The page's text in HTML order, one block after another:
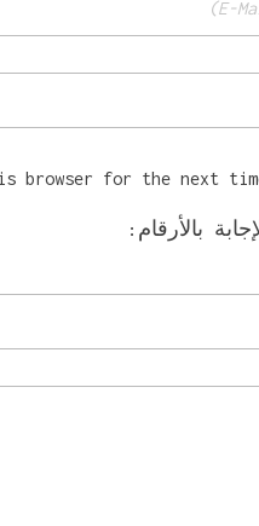
browser for the next
بالأرقام: